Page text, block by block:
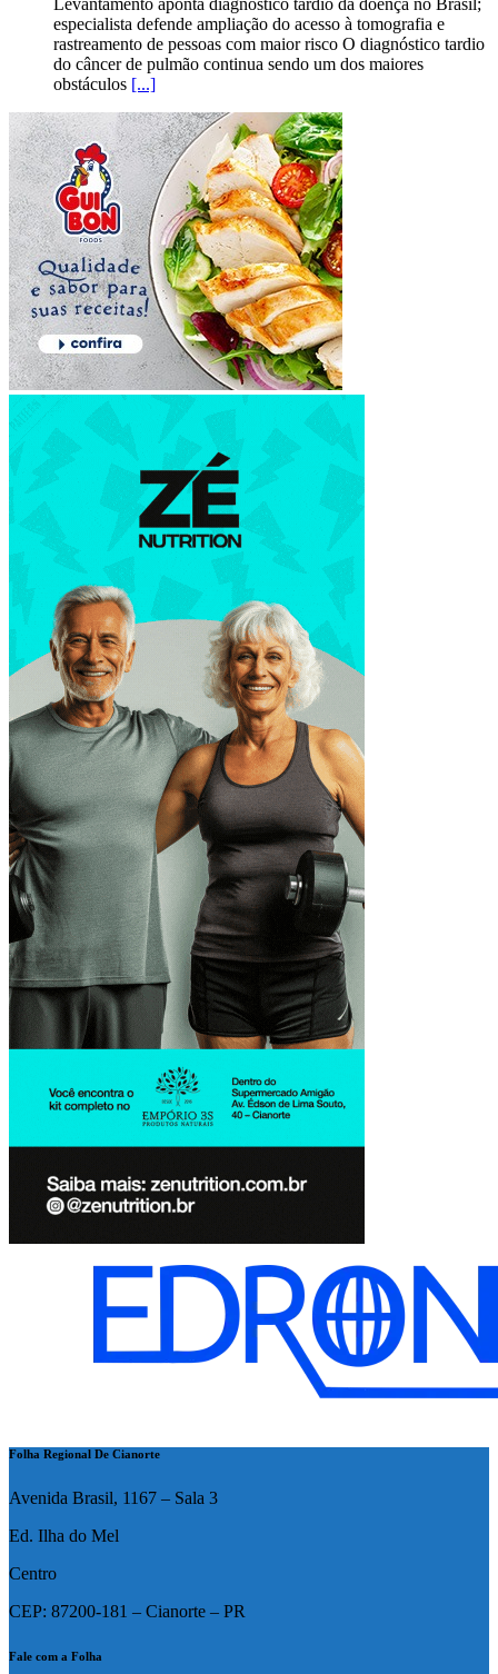
Levantamento aponta diagnóstico tardio da doença no Brasil;
especialista defende ampliação do acesso à tomografia e
rastreamento de pessoas com maior risco O diagnóstico tardio
do câncer de pulmão continua sendo um dos maiores
obstáculos [...]
Folha Regional De Cianorte
Avenida Brasil, 1167 – Sala 3
Ed. Ilha do Mel
Centro
CEP: 87200-181 – Cianorte – PR
Fale com a Folha